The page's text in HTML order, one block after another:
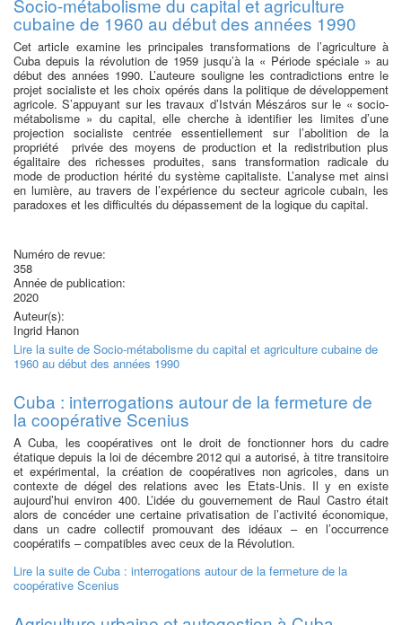
cubaine de 1960 au début des années 1990
Cet article examine les principales transformations de l’agriculture à
Cuba depuis la révolution de 1959 jusqu’à la « Période spéciale » au
début des années 1990. L’auteure souligne les contradictions entre le
projet socialiste et les choix opérés dans la politique de développement
agricole. S’appuyant sur les travaux d’István Mészáros sur le « socio-
métabolisme » du capital, elle cherche à identifier les limites d’une
projection socialiste centrée essentiellement sur l’abolition de la
propriété privée des moyens de production et la redistribution plus
égalitaire des richesses produites, sans transformation radicale du
mode de production hérité du système capitaliste. L’analyse met ainsi
en lumière, au travers de l’expérience du secteur agricole cubain, les
paradoxes et les difficultés du dépassement de la logique du capital.
Numéro de revue:
358
Année de publication:
2020
Auteur(s):
Ingrid Hanon
Lire la suite de Socio-métabolisme du capital et agriculture cubaine de
1960 au début des années 1990
Cuba : interrogations autour de la fermeture de
la coopérative Scenius
A Cuba, les coopératives ont le droit de fonctionner hors du cadre
étatique depuis la loi de décembre 2012 qui a autorisé, à titre transitoire
et expérimental, la création de coopé­ratives non agricoles, dans un
contexte de dégel des relations avec les Etats-Unis. Il y en existe
aujourd’hui environ 400. L’idée du gouvernement de Raul Castro était
alors de concéder une certaine privatisation de ­l’activité économique,
dans un cadre collectif promouvant des idéaux – en l’occurrence
coopératifs – compatibles avec ceux de la Révolution.
Lire la suite de Cuba : interrogations autour de la fermeture de la
coopérative Scenius